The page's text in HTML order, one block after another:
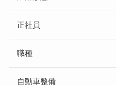
正社員
職種
自動車整備